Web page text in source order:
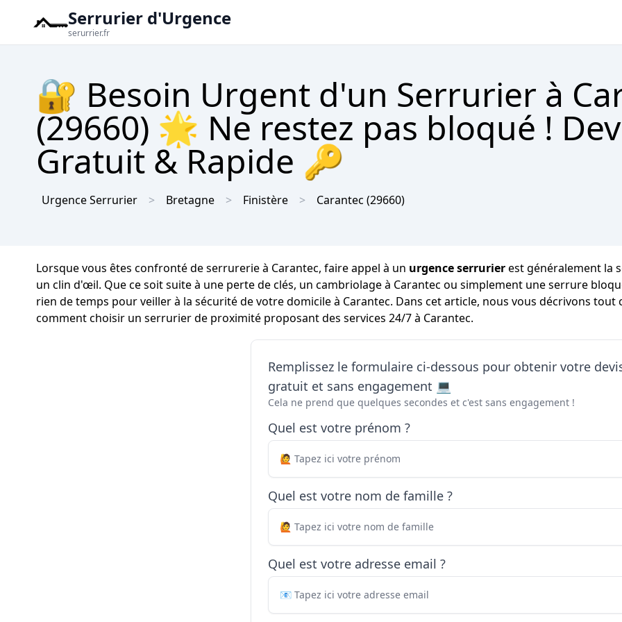
Serrurier d'Urgence
serurrier.fr
🔐 Besoin Urgent d'un Serrurier à
(29660) 🌟 Ne restez pas bloqué !
Gratuit & Rapide 🔑
Urgence Serrurier Bretagne Finistère Carantec (29660)
Lorsque vous êtes confronté de serrurerie à Carantec, faire appel à un urgence serrurierest généralement la
un clin d'œil. Que ce soit suite à une perte de clés, un cambriolage à Carantec ou simplement une serrure
rien de temps pour veiller à la sécurité de votre domicile à Carantec. Dans cet article, nous vous décrivons
comment choisir un serrurier de proximité proposant des services 24/7 à Carantec.
Remplissez le formulaire ci-dessous pour obtenir votre
gratuit et sans engagement 💻
Cela ne prend que quelques secondes et c'est sans engagement !
Quel est votre prénom ?
Quel est votre nom de famille ?
Quel est votre adresse email ?